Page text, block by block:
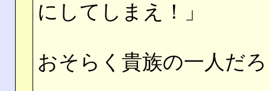
にしてしまえ！」
おそらく貴族の一人だ